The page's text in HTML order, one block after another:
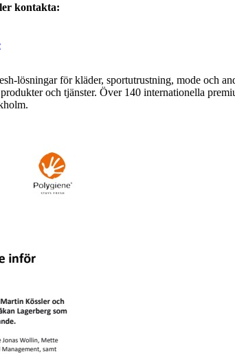
kontakta:
lösningar för kläder, sportutrustning, mode och
och tjänster. Över 140 internationella